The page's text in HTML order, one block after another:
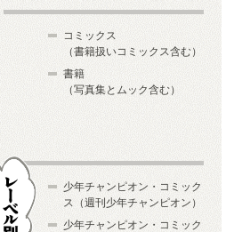
コミックス
（書籍扱いコミックス含む）
書籍
（写真集とムック含む）
少年チャンピオン・コミック
ス（週刊少年チャンピオン）
少年チャンピオン・コミック